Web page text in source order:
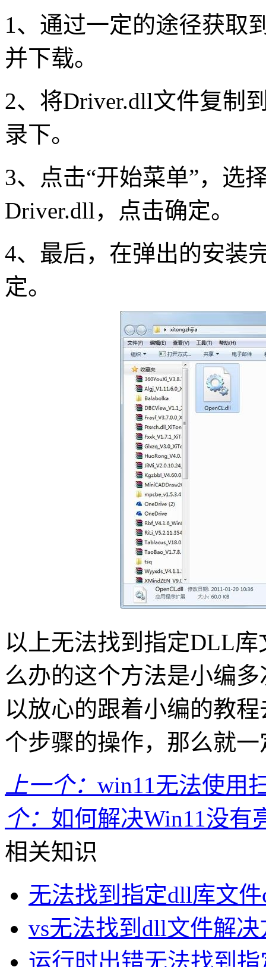
1、通过一定的途径获取
并下载。
2、将Driver.dll文件复制
录下。
3、点击“开始菜单”，选
Driver.dll，点击确定。
4、最后，在弹出的安装
定。
以上无法找到指定DLL
么办的这个方法是小编
以放心的跟着小编的教
个步骤的操作，那么就
上一个： win11无法使用
个： 如何解决Win11没有
相关知识
无法找到指定dll库文
vs无法找到dll文件解决
运行时出错无法找到